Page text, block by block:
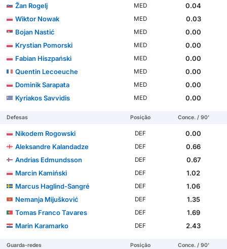
Žan Rogelj
MED
0.04
Wiktor Nowak
MED
0.03
Bojan Nastić
MED
0.00
Krystian Pomorski
MED
0.00
Fabian Hiszpański
MED
0.00
Quentin Lecoeuche
MED
0.00
Dominik Sarapata
MED
0.00
Kyriakos Savvidis
MED 0.00
Defesas Posição Conce. / 90'
Nikodem Rogowski DEF
0.00
Aleksandre Kalandadze
DEF
0.66
Andrias Edmundsson
DEF
0.67
Marcin Kamiński
DEF
1.02
Marcus Haglind-Sangré
DEF
1.06
Nemanja Mijušković
DEF
1.35
Tomas Franco Tavares
DEF
1.69
Marin Karamarko
DEF 2.43
Guarda-redes Posição Conce. / 90'